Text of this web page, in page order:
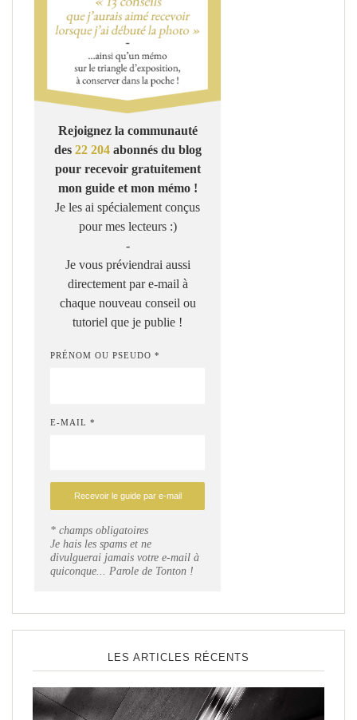
Rejoignez la communauté
des 22 204abonnés du blog
pour recevoir gratuitement
mon guide et mon mémo !
Je les ai spécialement conçus
pour mes lecteurs :)
-
Je vous préviendrai aussi
directement par e-mail à
chaque nouveau conseil ou
tutoriel que je publie !
PRÉNOM OU PSEUDO *
E-MAIL *
* champs obligatoires
Je hais les spams et ne
divulguerai jamais votre e-mail à
quiconque... Parole de Tonton !
LES ARTICLES RÉCENTS